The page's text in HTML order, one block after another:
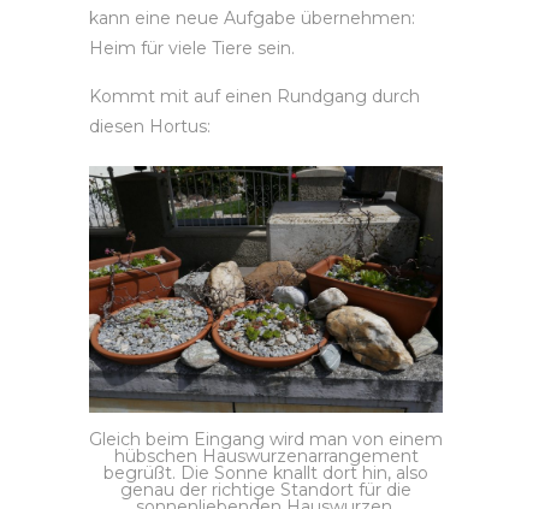
kann eine neue Aufgabe übernehmen:
Heim für viele Tiere sein.
Kommt mit auf einen Rundgang durch
diesen Hortus:
Gleich beim Eingang wird man von einem
hübschen Hauswurzenarrangement
begrüßt. Die Sonne knallt dort hin, also
genau der richtige Standort für die